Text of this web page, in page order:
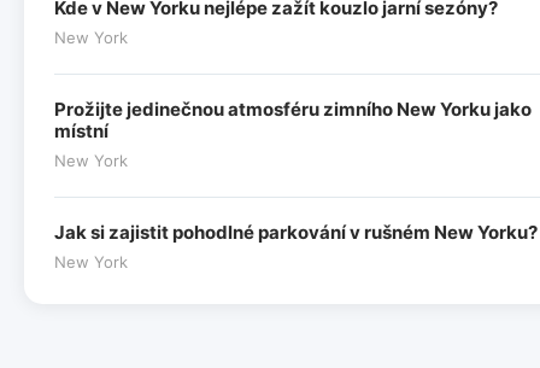
Kde v New Yorku nejlépe zažít kouzlo jarní sezóny?
New York
Prožijte jedinečnou atmosféru zimního New Yorku jako
místní
New York
Jak si zajistit pohodlné parkování v rušném New Yorku?
New York